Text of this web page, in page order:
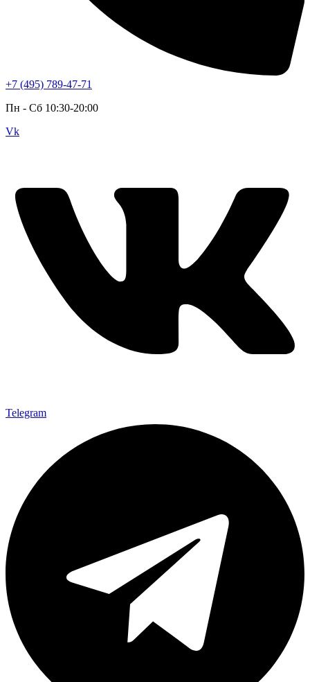
+7 (495) 789-47-71
Пн - Cб 10:30-20:00
Vk
Telegram